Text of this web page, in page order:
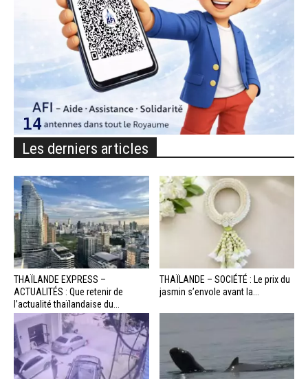
Les derniers articles
THAÏLANDE EXPRESS –
ACTUALITÉS : Que retenir de
l’actualité thaïlandaise du...
THAÏLANDE – SOCIÉTÉ : Le prix du
jasmin s’envole avant la...